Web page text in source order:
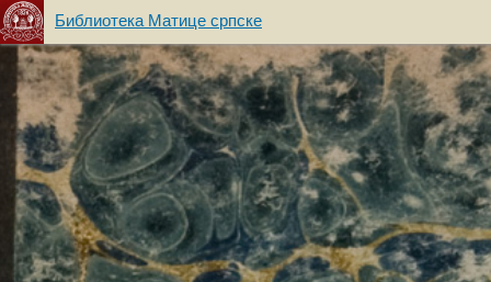
Библиотека Матице српске